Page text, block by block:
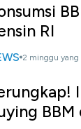
RI
2 minggu yang